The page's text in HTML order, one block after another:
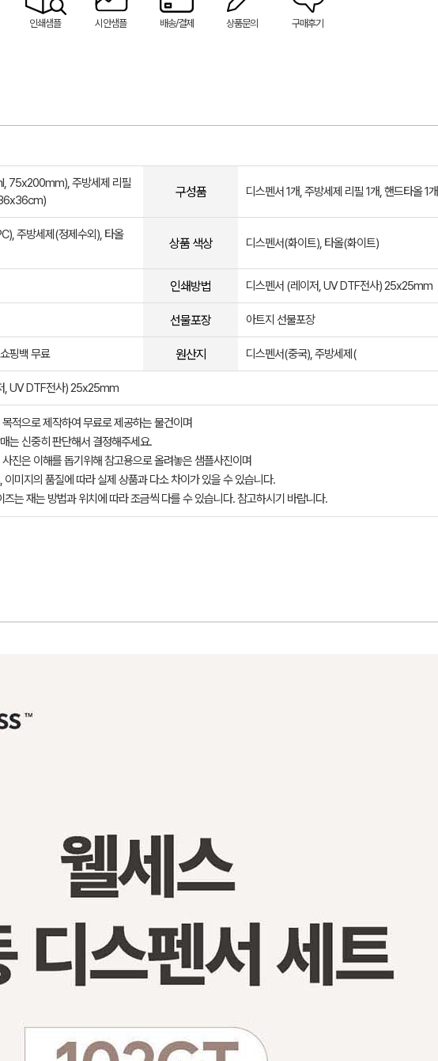
인쇄샘플 시안샘플 배송/결제 상품문의 구매후기
75x200mm), 주방세제 리필
구성품 디스펜서 1개, 주방세제 리필 1개, 핸드타올 1개
주방세제(정제수외), 타올
상품 색상 디스펜서(화이트), 타올(화이트)
인쇄방법 디스펜서 (레이저, UV DTF전사) 25x25mm
선물포장 아트지 선물포장
핑백 무료 원산지 디스펜서(중국), 주방세제(
, UV DTF전사) 25x25mm
적으로 제작하여 무료로 제공하는 물건이며
는 신중히 판단해서 결정해주세요.
진은 이해를 돕기위해 참고용으로 올려놓은 샘플사진이며
이미지의 품질에 따라 실제 상품과 다소 차이가 있을 수 있습니다.
즈는 재는 방법과 위치에 따라 조금씩 다를 수 있습니다. 참고하시기 바랍니다.